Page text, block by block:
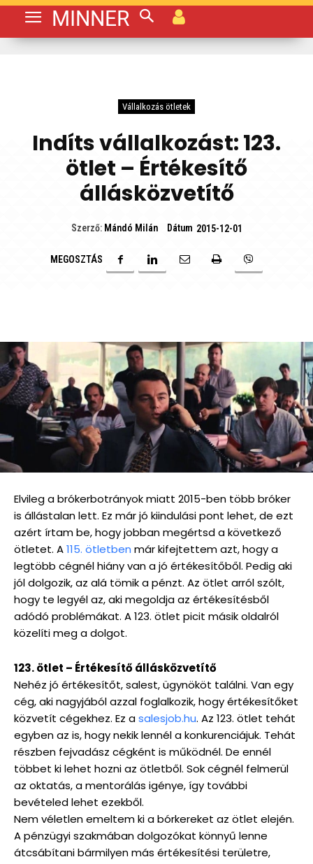
MINNER
Vállalkozás ötletek
Indíts vállalkozást: 123.
ötlet – Értékesítő
állásközvetítő
Szerző: Mándó Milán Dátum 2015-12-01
MEGOSZTÁS
Elvileg a brókerbotrányok miatt 2015-ben több bróker
is állástalan lett. Ez már jó kiindulási pont lehet, de ezt
azért írtam be, hogy jobban megértsd a következő
ötletet. A115. ötletben már kifejtettem azt, hogy a
legtöbb cégnél hiány van a jó értékesítőből. Pedig aki
jól dolgozik, az alá tömik a pénzt. Az ötlet arról szólt,
hogy te legyél az, aki megoldja az értékesítésből
adódó problémákat. A 123. ötlet picit másik oldalról
közelíti meg a dolgot.
123. ötlet – Értékesítő állásközvetítő
Nehéz jó értékesítőt, salest, ügynököt találni. Van egy
cég, aki nagyjából azzal foglalkozik, hogy értékesítőket
közvetít cégekhez. Ez asalesjob.hu. Az 123. ötlet tehát
egyben az is, hogy nekik lennél a konkurenciájuk. Tehát
részben fejvadász cégként is működnél. De ennél
többet ki lehet hozni az ötletből. Sok cégnél felmerül
az oktatás, a mentorálás igénye, így további
bevételed lehet ezekből.
Nem véletlen emeltem ki a bórkereket az ötlet elején.
A pénzügyi szakmában dolgozókat könnyű lenne
átcsábítani bármilyen más értékesítési területre,